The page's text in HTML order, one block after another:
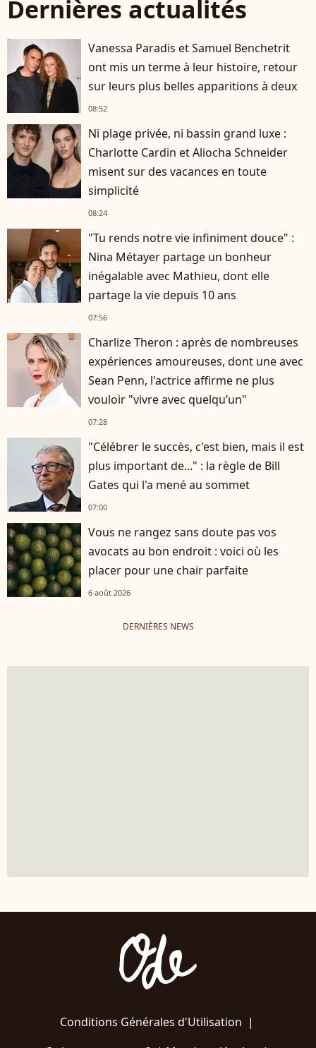
Dernières actualités
Vanessa Paradis et Samuel Benchetrit
ont mis un terme à leur histoire, retour
sur leurs plus belles apparitions à deux
08:52
Ni plage privée, ni bassin grand luxe :
Charlotte Cardin et Aliocha Schneider
misent sur des vacances en toute
simplicité
08:24
"Tu rends notre vie infiniment douce" :
Nina Métayer partage un bonheur
inégalable avec Mathieu, dont elle
partage la vie depuis 10 ans
07:56
Charlize Theron : après de nombreuses
expériences amoureuses, dont une avec
Sean Penn, l'actrice affirme ne plus
vouloir "vivre avec quelqu’un"
07:28
"Célébrer le succès, c'est bien, mais il est
plus important de..." : la règle de Bill
Gates qui l'a mené au sommet
07:00
Vous ne rangez sans doute pas vos
avocats au bon endroit : voici où les
placer pour une chair parfaite
6 août 2026
DERNIÈRES NEWS
Conditions Générales d'Utilisation |